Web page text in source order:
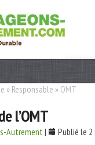
» Responsable » OMT
l’OMT
Autrement| Publié le 2